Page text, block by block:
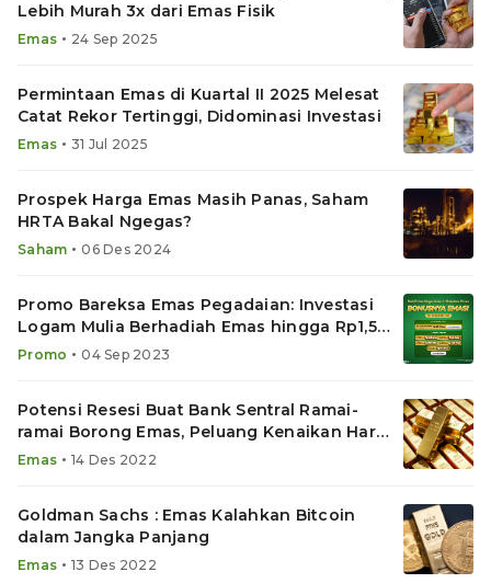
Lebih Murah 3x dari Emas Fisik
Emas • 24 Sep 2025
Permintaan Emas di Kuartal II 2025 Melesat
Catat Rekor Tertinggi, Didominasi Investasi
Emas • 31 Jul 2025
Prospek Harga Emas Masih Panas, Saham
HRTA Bakal Ngegas?
Saham • 06 Des 2024
Promo Bareksa Emas Pegadaian: Investasi
Logam Mulia Berhadiah Emas hingga Rp1,5
Juta
Promo • 04 Sep 2023
Potensi Resesi Buat Bank Sentral Ramai-
ramai Borong Emas, Peluang Kenaikan Harga
Logam Mulia?
Emas • 14 Des 2022
Goldman Sachs : Emas Kalahkan Bitcoin
dalam Jangka Panjang
Emas • 13 Des 2022